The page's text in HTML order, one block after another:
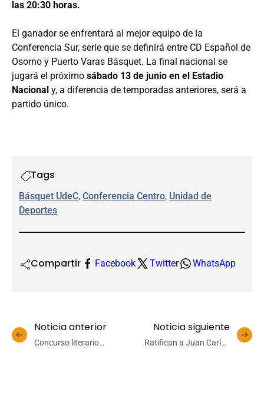
las 20:30 horas.
El ganador se enfrentará al mejor equipo de la
Conferencia Sur, serie que se definirá entre CD Español de
Osorno y Puerto Varas Básquet. La final nacional se
jugará el próximo sábado 13 de junio en el Estadio
Nacional y, a diferencia de temporadas anteriores, será a
partido único.
Tags
Básquet UdeC, Conferencia Centro, Unidad de
Deportes
Compartir Facebook Twitter WhatsApp
Noticia anterior
Concurso literario
Noticia siguiente
Ratifican a Juan Carlos